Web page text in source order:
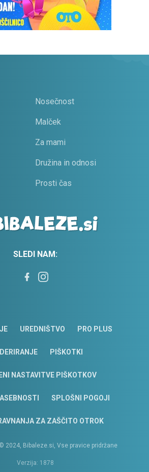
Nosečnost
Malček
Za mami
Družina in odnosi
Prosti čas
SLEDI NAM:
UREDNIŠTVO PRO PLUS
PIŠKOTKI
NASTAVITVE PIŠKOTKOV
SPLOŠNI POGOJI
ZA ZAŠČITO OTROK
2024, Bibaleze.si, Vse pravice pridržane
Verzija: 1878